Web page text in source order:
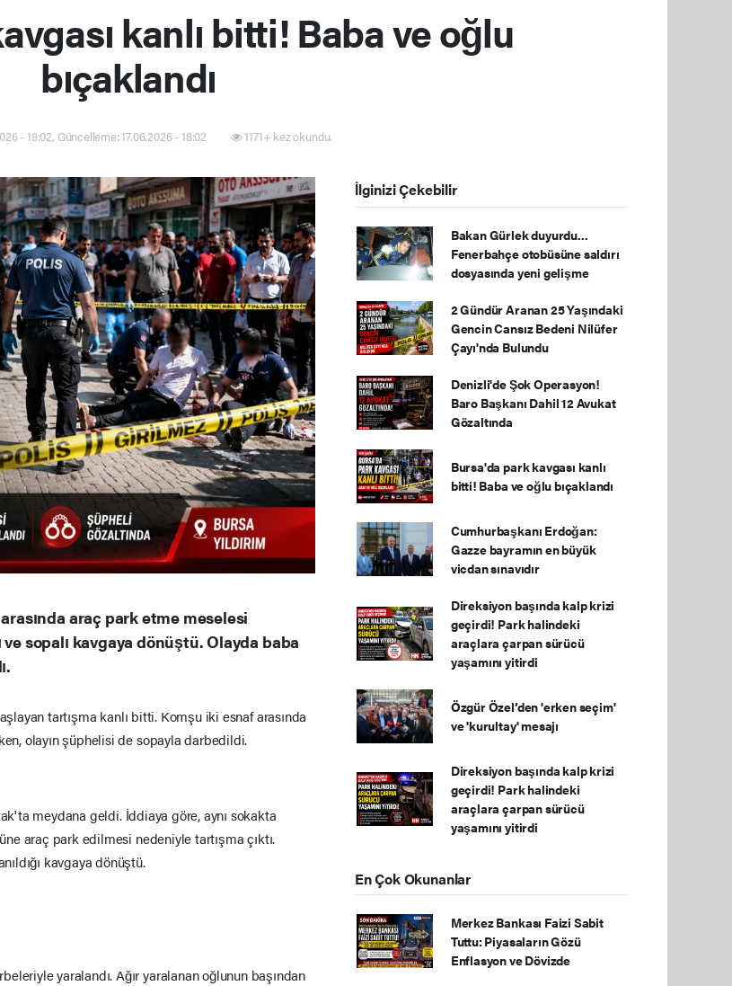
kanlı bitti! Baba ve oğlu
bıçaklandı
- 18:02, Güncelleme: 17.06.2026 - 18:02 1171+ kez okundu.
araç park etme meselesi
sopalı kavgaya dönüştü. Olayda baba
tartışma kanlı bitti. Komşu iki esnaf arasında
olayın şüphelisi de sopayla darbedildi.
meydana geldi. İddiaya göre, aynı sokakta
araç park edilmesi nedeniyle tartışma çıktı.
kavgaya dönüştü.
yaralandı. Ağır yaralanan oğlunun başından
İlginizi Çekebilir
Bakan Gürlek duyurdu...
Fenerbahçe otobüsüne saldırı
dosyasında yeni gelişme
2 Gündür Aranan 25 Yaşındaki
Gencin Cansız Bedeni Nilüfer
Çayı'nda Bulundu
Denizli'de Şok Operasyon!
Baro Başkanı Dahil 12 Avukat
Gözaltında
Bursa'da park kavgası kanlı
bitti! Baba ve oğlu bıçaklandı
Cumhurbaşkanı Erdoğan:
Gazze bayramın en büyük
vicdan sınavıdır
Direksiyon başında kalp krizi
geçirdi! Park halindeki
araçlara çarpan sürücü
yaşamını yitirdi
Özgür Özel’den 'erken seçim'
ve 'kurultay' mesajı
Direksiyon başında kalp krizi
geçirdi! Park halindeki
araçlara çarpan sürücü
yaşamını yitirdi
En Çok Okunanlar
Merkez Bankası Faizi Sabit
Tuttu: Piyasaların Gözü
Enflasyon ve Dövizde